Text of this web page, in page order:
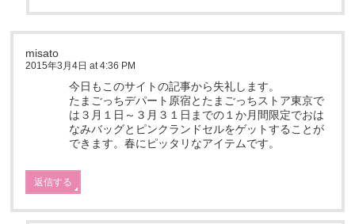
misato
2015年3月4日 at 4:36 PM
今日もこのサイトの記事から失礼します。
たまごっちデパート原宿とたまごっちストア東京で
は３月１日～３月３１日までの１か月間限定でおは
なみバッグとピンクランドセルをゲットすることが
できます。春にピッタリなアイテムです。
返信する